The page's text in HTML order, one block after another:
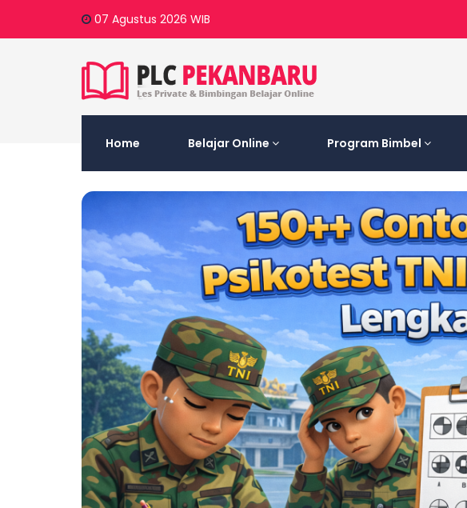
07 Agustus 2026 WIB
Home Belajar Online Program Bimbel